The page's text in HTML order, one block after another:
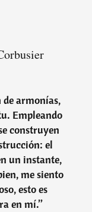
armonías,
Empleando
construyen
el
un instante,
me siento
esto es
en mí.”